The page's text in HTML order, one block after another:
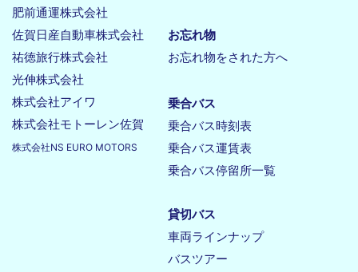
肥前通運株式会社
佐賀日産自動車株式会社
祐徳旅行株式会社
光伸株式会社
株式会社アイワ
株式会社モトーレン佐賀
株式会社NS EURO MOTORS
お忘れ物
お忘れ物をされた方へ
乗合バス
乗合バス時刻表
乗合バス運賃表
乗合バス停留所一覧
貸切バス
車両ラインナップ
バスツアー